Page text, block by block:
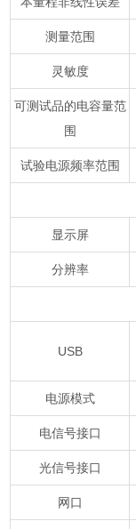
测量范围
灵敏度
可测试品的电容量范
围
试验电源频率范围
显示屏
分辨率
USB
电源模式
电信号接口
光信号接口
网口